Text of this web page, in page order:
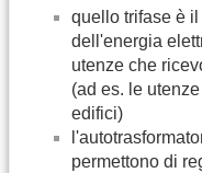
quello trifase è
dell'energia
utenze che
(ad es. le
edifici)
permettono di